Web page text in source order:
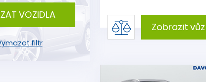
VOZIDLA
filtr
Zobrazit vůz